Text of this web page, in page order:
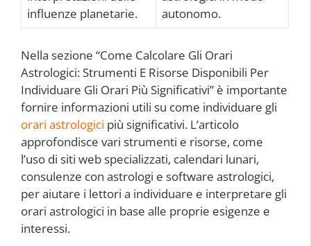
influenze planetarie.
autonomo.
Nella sezione “Come Calcolare Gli Orari
Astrologici: Strumenti E Risorse Disponibili Per
Individuare Gli Orari Più Significativi” è importante
fornire informazioni utili su come individuare gli
orari astrologici più significativi. L’articolo
approfondisce vari strumenti e risorse, come
l’uso di siti web specializzati, calendari lunari,
consulenze con astrologi e software astrologici,
per aiutare i lettori a individuare e interpretare gli
orari astrologici in base alle proprie esigenze e
interessi.